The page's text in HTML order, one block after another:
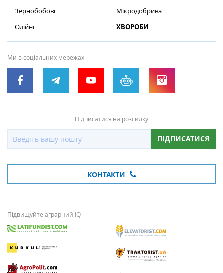
Зернобобові
Олійні
Мікродобрива
ХВОРОБИ
Ми в соціальних мережах
Підписатися на розсилку
ПІДПИСАТИСЯ
КОНТАКТИ
Підвищуйте аграрний IQ